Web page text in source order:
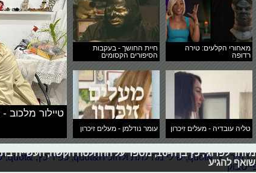
מאחורי הקלעים: טירה
רדופה
חיית החושך - בעקבות
הסיפורים הקסומים
טליה עובדיה - מעלים זיכרון עומר נודלמן - מעלים זיכרון
טיילור מלכוב -
כפיר כץ: "יש לי מה לתת ולהוכיח"
כפיר כץ מנתניה בחר בעולם התיאטרון לאחר שהיה אחד משחקני
מיוחד לפרוגי, כץ בן ה-16, מספר על ההחלטה הקשה,
שואף להגיע